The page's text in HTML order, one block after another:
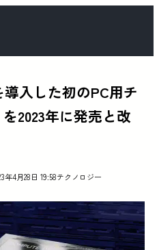
入した初のPC用チ
2023年に発売と改
年4月28日 19:58テクノロジー